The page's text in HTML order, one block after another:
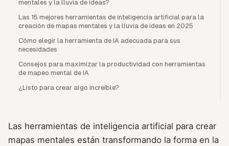
mentales y la lluvia de ideas?
Las 15 mejores herramientas de inteligencia artificial para la
creación de mapas mentales y la lluvia de ideas en 2025
Cómo elegir la herramienta de IA adecuada para sus
necesidades
Consejos para maximizar la productividad con herramientas
de mapeo mental de IA
¿Listo para crear algo increíble?
Las herramientas de inteligencia artificial para crear
mapas mentales están transformando la forma en la